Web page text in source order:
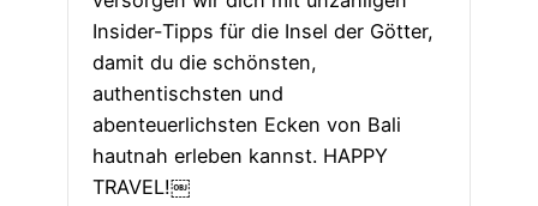
Insider-Tipps für die Insel der Götter,
damit du die schönsten,
authentischsten und
abenteuerlichsten Ecken von Bali
hautnah erleben kannst. HAPPY
TRAVEL!￼